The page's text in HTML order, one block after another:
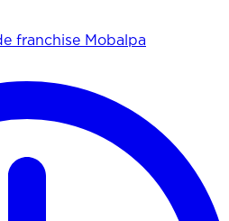
franchise Mobalpa